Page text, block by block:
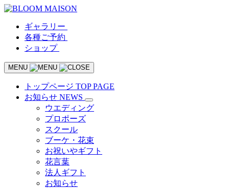
ギャラリー
各種ご予約
ショップ
MENU
トップページ TOP PAGE
お知らせ NEWS
ウエディング
プロポーズ
スクール
ブーケ・花束
お祝いやギフト
花言葉
法人ギフト
お知らせ